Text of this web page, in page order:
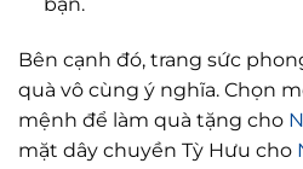
bạn.
Bên cạnh đó, trang sức
quà vô cùng ý nghĩa. Chọn
mệnh để làm quà tặng cho
mặt dây chuyền Tỳ Hưu cho